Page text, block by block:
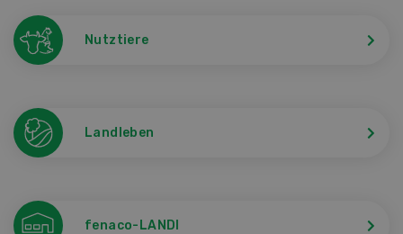
Nutztiere
Landleben
fenaco-LANDI